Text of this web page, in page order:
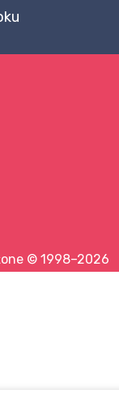
© 1998–2026